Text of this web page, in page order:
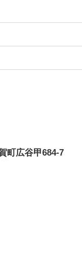
町広谷甲684-7